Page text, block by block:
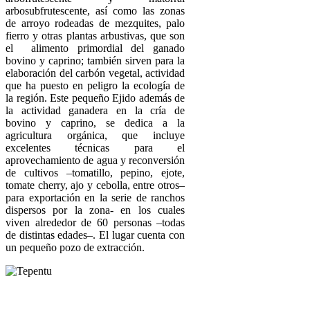
arbosubfrutescente, así como las zonas
de arroyo rodeadas de mezquites, palo
fierro y otras plantas arbustivas, que son
el alimento primordial del ganado
bovino y caprino; también sirven para la
elaboración del carbón vegetal, actividad
que ha puesto en peligro la ecología de
la región. Este pequeño Ejido además de
la actividad ganadera en la cría de
bovino y caprino, se dedica a la
agricultura orgánica, que incluye
excelentes técnicas para el
aprovechamiento de agua y reconversión
de cultivos –tomatillo, pepino, ejote,
tomate cherry, ajo y cebolla, entre otros–
para exportación en la serie de ranchos
dispersos por la zona- en los cuales
viven alrededor de 60 personas –todas
de distintas edades–. El lugar cuenta con
un pequeño pozo de extracción.